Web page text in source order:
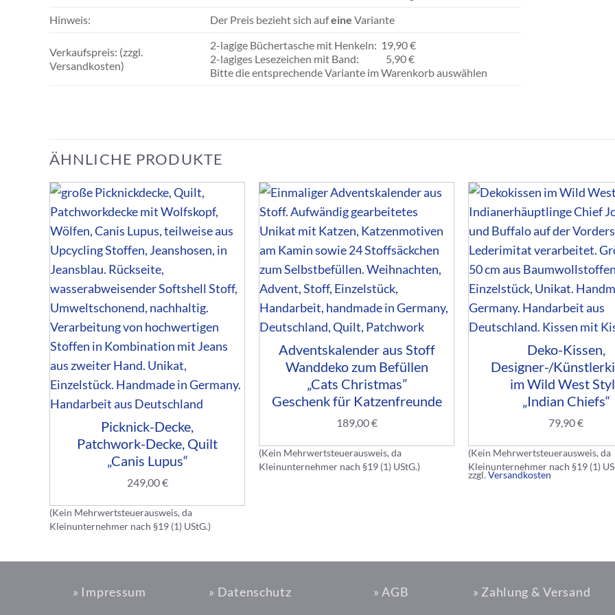
Hinweis:
Der Preis bezieht sich aufeine Variante
Verkaufspreis: (zzgl.
Versandkosten)
2-lagige Büchertasche mit Henkeln: 19,90 €
2-lagiges Lesezeichen mit Band: 5,90 €
Bitte die entsprechende Variante im Warenkorb auswählen
ÄHNLICHE PRODUKTE
Picknick-Decke,
Patchwork-Decke, Quilt
„Canis Lupus“
249,00€
(Kein Mehrwertsteuerausweis, da
Kleinunternehmer nach §19 (1) UStG.)
Adventskalender aus Stoff
Wanddeko zum Befüllen
„Cats Christmas”
Geschenk für Katzenfreunde
189,00€
(Kein Mehrwertsteuerausweis, da
Kleinunternehmer nach §19 (1) UStG.)
Deko-Kissen,
Designer-/
im Wild West
„Indian Chiefs“
79,90€
(Kein Mehrwertsteuerausweis, da
Kleinunternehmer nach §19 (1)
zzgl.Versandkosten
» Impressum » Datenschutz » AGB » Zahlung & Versand